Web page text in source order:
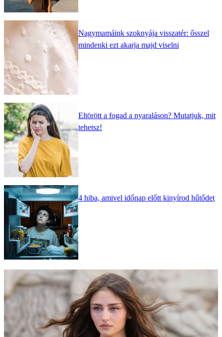
Nagymamáink szoknyája visszatér: ősszel
mindenki ezt akarja majd viselni
Eltörött a fogad a nyaraláson? Mutatjuk, mit
tehetsz!
4 hiba, amivel időnap előtt kinyírod hűtődet